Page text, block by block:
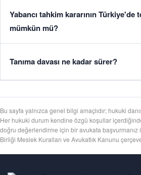
Yabancı tahkim kararının Türkiye'de
mümkün mü?
Tanıma davası ne kadar sürer?
Bu sayfa yalnızca genel bilgi amaçlıdır; hukuki
Her hukuki durum kendine özgü koşullar
doğru değerlendirme için bir avukata başvurmanız
Birliği Meslek Kuralları ve Avukatlık Kanunu